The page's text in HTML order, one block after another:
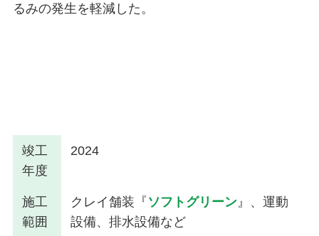
るみの発生を軽減した。
竣工
年度
2024
施工
範囲
クレイ舗装『 ソフトグリーン 』、運動
設備、排水設備など